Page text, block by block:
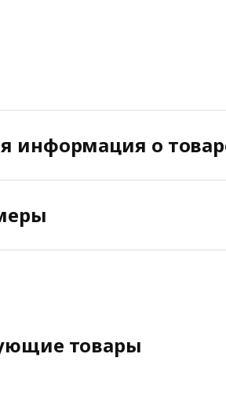
информация о
товары